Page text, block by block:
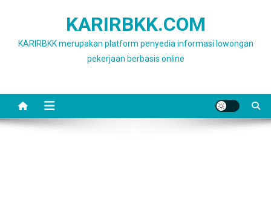
KARIRBKK.COM
KARIRBKK merupakan platform penyedia informasi lowongan
pekerjaan berbasis online